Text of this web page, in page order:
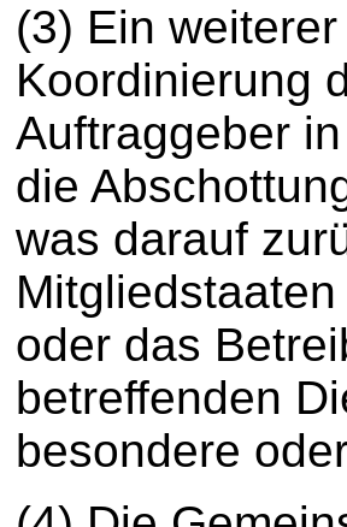
(3) Ein
Koordinierung
Auftraggeber
die
was darauf
oder das
betreffenden
besondere